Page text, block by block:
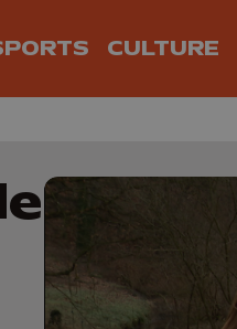
CULTURE